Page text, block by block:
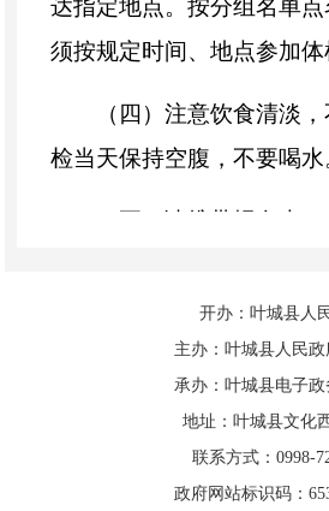
达指定地点。按分组名单
须按规定时间、地点参加体
（四）注意饮食清淡
检当天保持空腹，不要喝水
（五）请携带报名表
（六）体检时需严格遵
不得以任何形式干扰体检工
导员的管理，按分组名单列
指定地点进行体检，并详细
事项。体检过程中需上缴所
开办：叶城县人
主办：叶城县人民政
承办：叶城县电子政
地址：叶城县文化
联系方式：0998-
政府网站标识码：